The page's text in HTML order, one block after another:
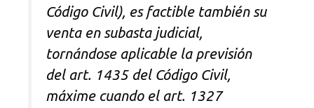
Código Civil), es factible también su
venta en subasta judicial,
tornándose aplicable la previsión
del art. 1435 del Código Civil,
máxime cuando el art. 1327